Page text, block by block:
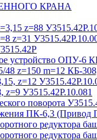
КРАНА
z=88
z=31
устройство ОПУ-6
z=150 m=12 КБ-
z=12
z=9 У3515.42Р.10.081
поворота
ПК-6,3 (Привод
редуктора
редуктора